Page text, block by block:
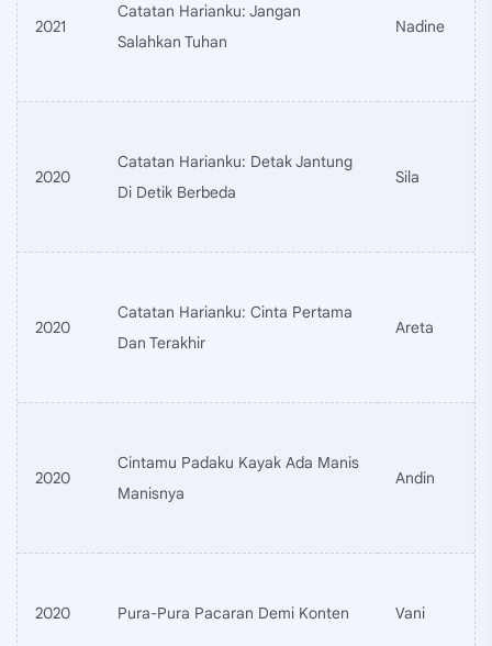
2021
Catatan Harianku: Jangan
Salahkan Tuhan
Nadine
2020
Catatan Harianku: Detak Jantung
Di Detik Berbeda
Sila
2020
Catatan Harianku: Cinta Pertama
Dan Terakhir
Areta
2020
Cintamu Padaku Kayak Ada Manis
Manisnya
Andin
2020 Pura-Pura Pacaran Demi Konten Vani